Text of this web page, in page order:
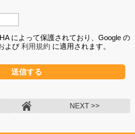
によって保護されており、Google の
よび利用規約 に適用されます。
NEXT >>